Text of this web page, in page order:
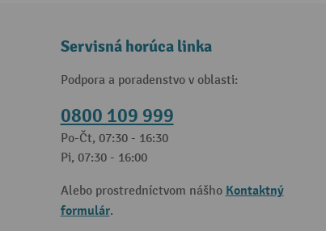
Servisná horúca linka
Podpora a poradenstvo v oblasti:
0800 109 999
Po-Čt, 07:30 - 16:30
Pi, 07:30 - 16:00
Alebo prostredníctvom nášho Kontaktný
formulár.